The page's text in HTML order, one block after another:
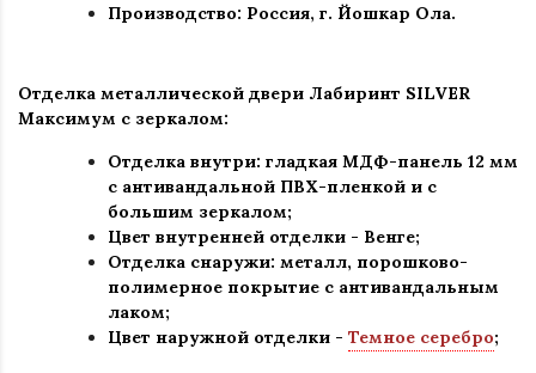
Производство: Россия, г. Йошкар Ола.
Отделка металлической двери Лабиринт SILVER
Максимум с зеркалом:
Отделка внутри: гладкая МДФ-панель 12 мм
с антивандальной ПВХ-пленкой и с
большим зеркалом;
Цвет внутренней отделки - Венге;
Отделка снаружи: металл, порошково-
полимерное покрытие с антивандальным
лаком;
Цвет наружной отделки - Темное серебро;